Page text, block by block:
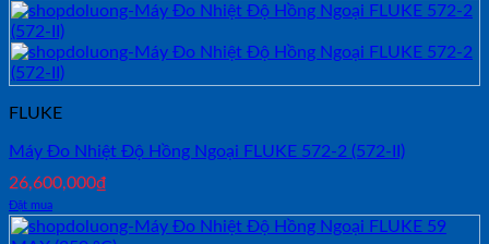
FLUKE
Máy Đo Nhiệt Độ Hồng Ngoại FLUKE 572-2 (572-II)
26,600,000₫
Đặt mua